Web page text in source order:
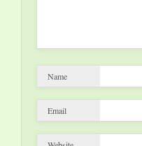
Name
Email